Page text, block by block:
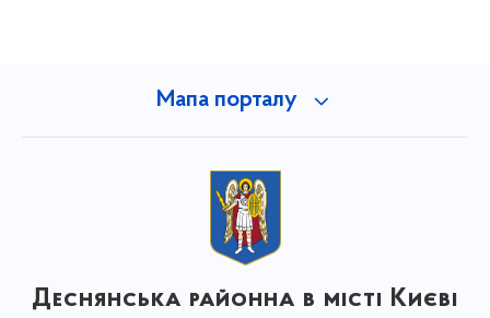
Мапа порталу
Деснянська районна в місті Києві